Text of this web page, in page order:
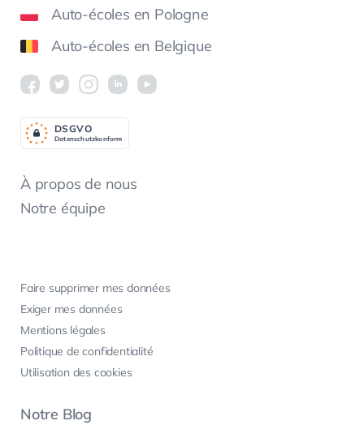
Auto-écoles en Pologne
Auto-écoles en Belgique
À propos de nous
Notre équipe
Faire supprimer mes données
Exiger mes données
Mentions légales
Politique de confidentialité
Utilisation des cookies
Notre Blog
Datenschutzkonform
DSGVO